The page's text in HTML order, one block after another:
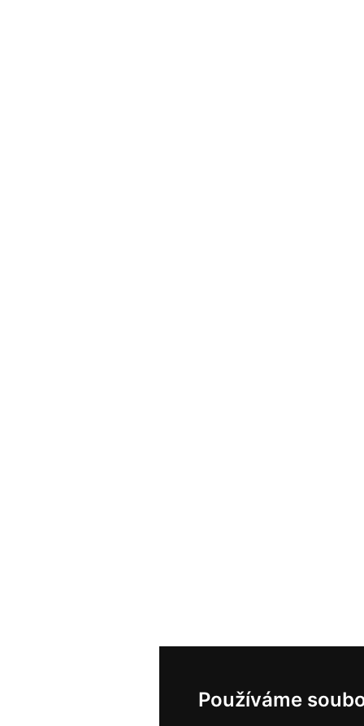
Používáme